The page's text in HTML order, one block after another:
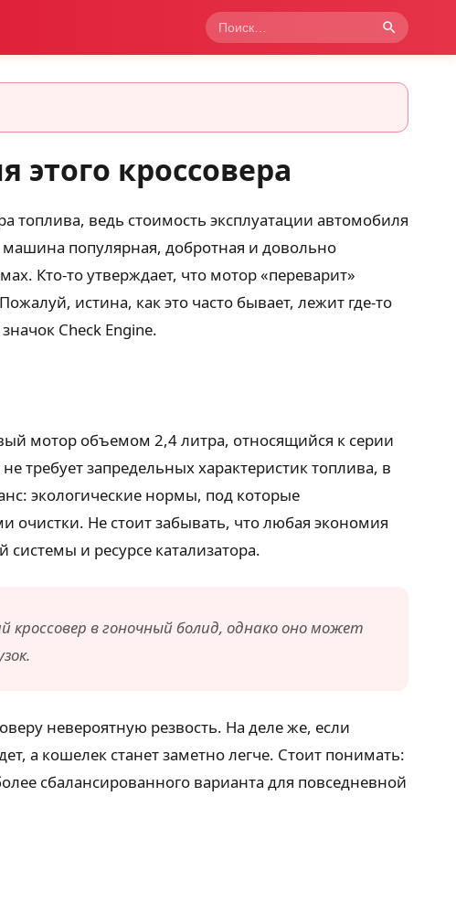
этого кроссовера
ведь стоимость эксплуатации автомобиля
популярная, добротная и довольно
Кто-то утверждает, что мотор «переварит»
истина, как это часто бывает, лежит где-то
Check Engine.
мотор объемом 2,4 литра, относящийся к серии
требует запредельных характеристик топлива, в
экологические нормы, под которые
очистки. Не стоит забывать, что любая экономия
и ресурсе катализатора.
в гоночный болид, однако оно может
невероятную резвость. На деле же, если
а кошелек станет заметно легче. Стоит понимать:
сбалансированного варианта для повседневной